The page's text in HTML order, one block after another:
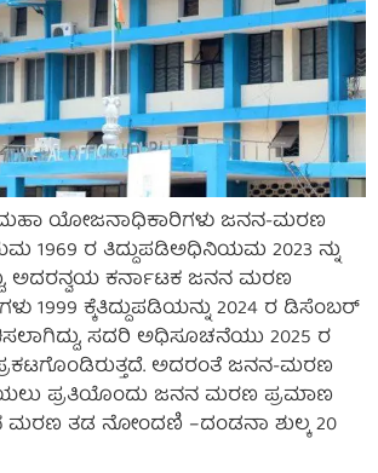
ಯೋಜನಾಧಿಕಾರಿಗಳು ಜನನ-ಮರಣ
ರ ತಿದ್ದುಪಡಿಅಧಿನಿಯಮ 2023 ನ್ನು
ಅದರನ್ವಯ ಕರ್ನಾಟಕ ಜನನ ಮರಣ
ಕ್ಕೆತಿದ್ದುಪಡಿಯನ್ನು 2024 ರ ಡಿಸೆಂಬರ್
ಸದರಿ ಅಧಿಸೂಚನೆಯು 2025 ರ
ಅದರಂತೆ ಜನನ-ಮರಣ
ಪ್ರತಿಯೊಂದು ಜನನ ಮರಣ ಪ್ರಮಾಣ
ಮರಣ ತಡ ನೋಂದಣಿ –ದಂಡನಾ ಶುಲ್ಕ 20